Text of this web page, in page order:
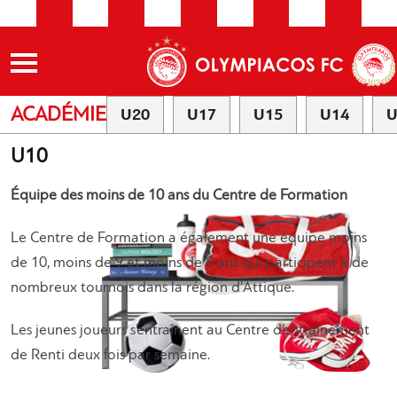
ACADÉMIE U20 U17 U15 U14
U10
Équipe des moins de 10 ans du Centre de Formation
Le Centre de Formation a également une équipe moins
de 10, moins de 9 et moins de 8 ans qui participent à de
nombreux tournois dans la région d’Attique.
Les jeunes joueurs s’entraînent au Centre d’entraînement
de Renti deux fois par semaine.